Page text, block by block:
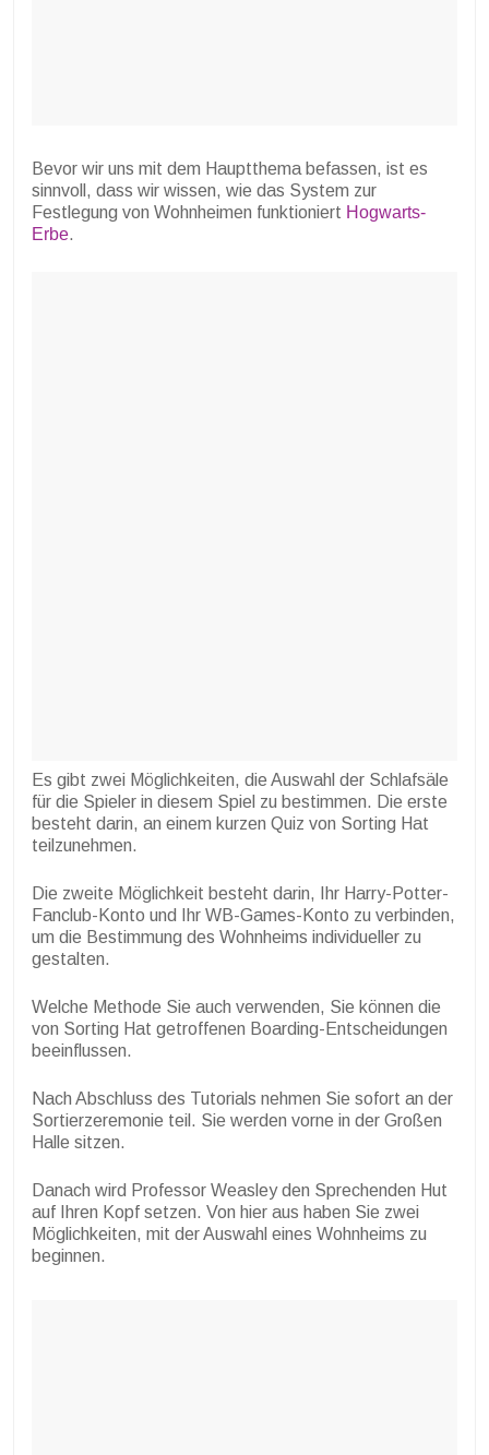
Bevor wir uns mit dem Hauptthema befassen, ist es
sinnvoll, dass wir wissen, wie das System zur
Festlegung von Wohnheimen funktioniert Hogwarts-
Erbe.
Es gibt zwei Möglichkeiten, die Auswahl der Schlafsäle
für die Spieler in diesem Spiel zu bestimmen. Die erste
besteht darin, an einem kurzen Quiz von Sorting Hat
teilzunehmen.
Die zweite Möglichkeit besteht darin, Ihr Harry-Potter-
Fanclub-Konto und Ihr WB-Games-Konto zu verbinden,
um die Bestimmung des Wohnheims individueller zu
gestalten.
Welche Methode Sie auch verwenden, Sie können die
von Sorting Hat getroffenen Boarding-Entscheidungen
beeinflussen.
Nach Abschluss des Tutorials nehmen Sie sofort an der
Sortierzeremonie teil. Sie werden vorne in der Großen
Halle sitzen.
Danach wird Professor Weasley den Sprechenden Hut
auf Ihren Kopf setzen. Von hier aus haben Sie zwei
Möglichkeiten, mit der Auswahl eines Wohnheims zu
beginnen.